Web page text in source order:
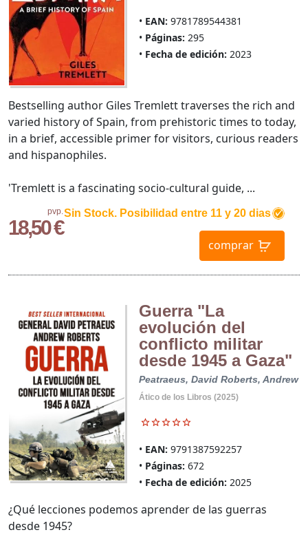
EAN: 9781789544381
Páginas: 295
Fecha de edición: 2023
pvp.
18,50 €
Sin Stock. Posibilidad entre 11 y 20 dias
comprar
Bestselling author Giles Tremlett traverses the rich and
varied history of Spain, from prehistoric times to today,
in a brief, accessible primer for visitors, curious readers
and hispanophiles.
'Tremlett is a fascinating socio-cultural guide, ...
Guerra "La
evolución del
conflicto militar
desde 1945 a Gaza"
Peatraeus, David Roberts, Andrew
Ático de los Libros (2025)
EAN: 9791387592257
Páginas: 672
Fecha de edición: 2025
¿Qué lecciones podemos aprender de las guerras
desde 1945?